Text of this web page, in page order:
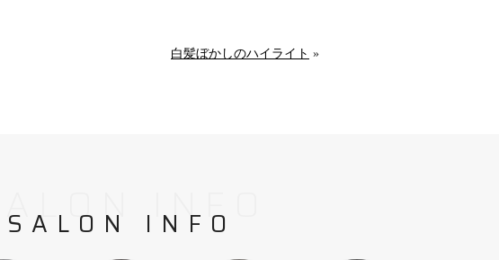
白髪ぼかしのハイライト »
SALON INFO
SALON INFO